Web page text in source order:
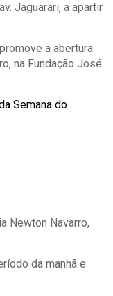
Jaguarari, a apartir
a abertura
na Fundação José
Semana do
Newton Navarro,
da manhã e